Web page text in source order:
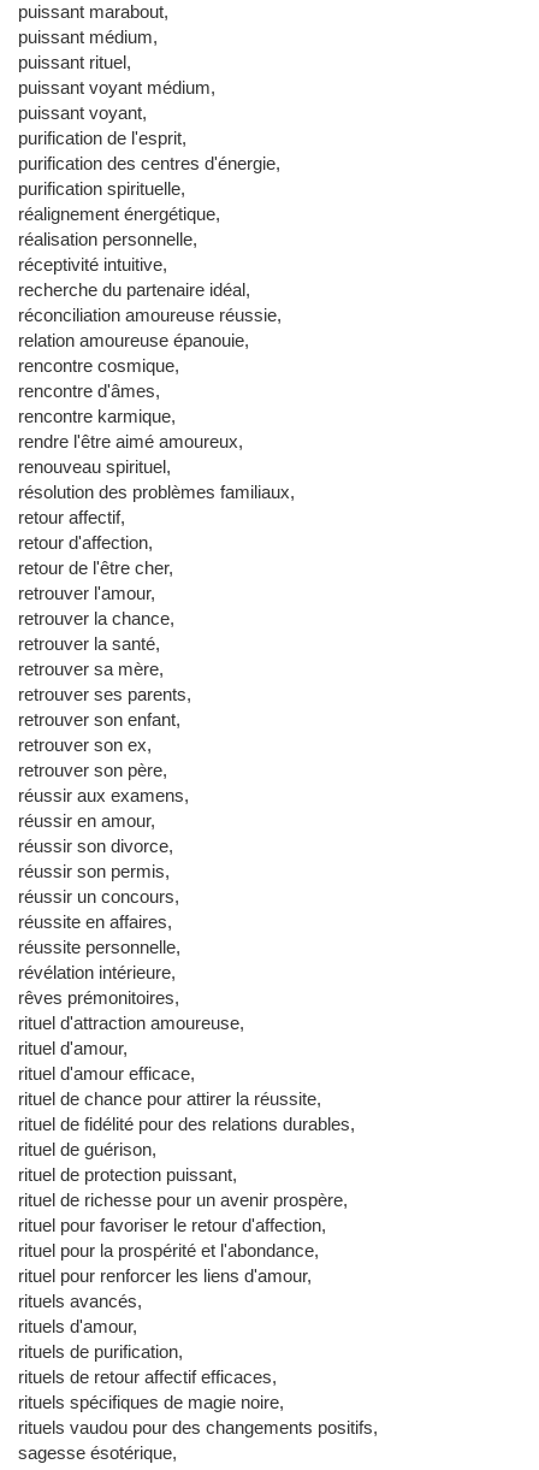
puissant marabout,
puissant médium,
puissant rituel,
puissant voyant médium,
puissant voyant,
purification de l'esprit,
purification des centres d'énergie,
purification spirituelle,
réalignement énergétique,
réalisation personnelle,
réceptivité intuitive,
recherche du partenaire idéal,
réconciliation amoureuse réussie,
relation amoureuse épanouie,
rencontre cosmique,
rencontre d'âmes,
rencontre karmique,
rendre l'être aimé amoureux,
renouveau spirituel,
résolution des problèmes familiaux,
retour affectif,
retour d'affection,
retour de l'être cher,
retrouver l'amour,
retrouver la chance,
retrouver la santé,
retrouver sa mère,
retrouver ses parents,
retrouver son enfant,
retrouver son ex,
retrouver son père,
réussir aux examens,
réussir en amour,
réussir son divorce,
réussir son permis,
réussir un concours,
réussite en affaires,
réussite personnelle,
révélation intérieure,
rêves prémonitoires,
rituel d'attraction amoureuse,
rituel d'amour,
rituel d'amour efficace,
rituel de chance pour attirer la réussite,
rituel de fidélité pour des relations durables,
rituel de guérison,
rituel de protection puissant,
rituel de richesse pour un avenir prospère,
rituel pour favoriser le retour d'affection,
rituel pour la prospérité et l'abondance,
rituel pour renforcer les liens d'amour,
rituels avancés,
rituels d'amour,
rituels de purification,
rituels de retour affectif efficaces,
rituels spécifiques de magie noire,
rituels vaudou pour des changements positifs,
sagesse ésotérique,